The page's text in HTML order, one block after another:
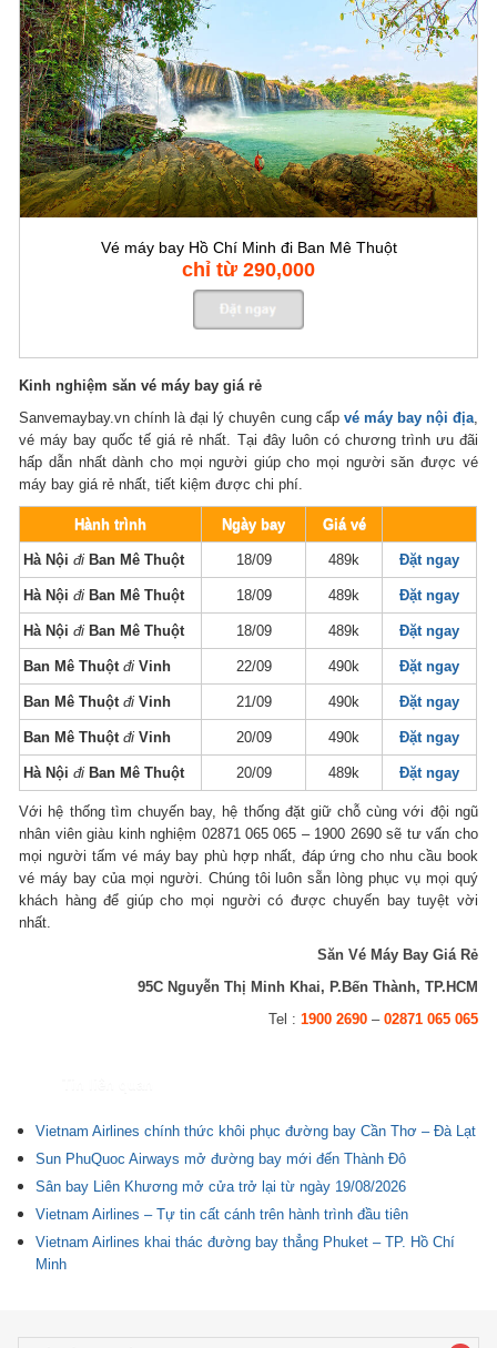
Vé máy bay Hồ Chí Minh đi Ban Mê Thuột
chỉ từ 290,000
Kinh nghiệm săn vé máy bay giá rẻ
Sanvemaybay.vn chính là đại lý chuyên cung cấp vé máy bay nội địa,
vé máy bay quốc tế giá rẻ nhất. Tại đây luôn có chương trình ưu đãi
hấp dẫn nhất dành cho mọi người giúp cho mọi người săn được vé
máy bay giá rẻ nhất, tiết kiệm được chi phí.
Hành trình Ngày bay Giá vé
Hà Nộiđi Ban Mê Thuột 18/09 489k Đặt ngay
Hà Nộiđi Ban Mê Thuột 18/09 489k Đặt ngay
Hà Nộiđi Ban Mê Thuột 18/09 489k Đặt ngay
Ban Mê Thuộtđi Vinh 22/09 490k Đặt ngay
Ban Mê Thuộtđi Vinh 21/09 490k Đặt ngay
Ban Mê Thuộtđi Vinh 20/09 490k Đặt ngay
Hà Nộiđi Ban Mê Thuột 20/09 489k Đặt ngay
Với hệ thống tìm chuyến bay, hệ thống đặt giữ chỗ cùng với đội ngũ
nhân viên giàu kinh nghiệm 02871 065 065 – 1900 2690 sẽ tư vấn cho
mọi người tấm vé máy bay phù hợp nhất, đáp ứng cho nhu cầu book
vé máy bay của mọi người. Chúng tôi luôn sẵn lòng phục vụ mọi quý
khách hàng để giúp cho mọi người có được chuyến bay tuyệt vời
nhất.
Săn Vé Máy Bay Giá Rẻ
95C Nguyễn Thị Minh Khai, P.Bến Thành, TP.HCM
Tel : 1900 2690– 02871 065 065
Vietnam Airlines chính thức khôi phục đường bay Cần Thơ – Đà Lạt
Sun PhuQuoc Airways mở đường bay mới đến Thành Đô
Sân bay Liên Khương mở cửa trở lại từ ngày 19/08/2026
Vietnam Airlines – Tự tin cất cánh trên hành trình đầu tiên
Vietnam Airlines khai thác đường bay thẳng Phuket – TP. Hồ Chí
Minh